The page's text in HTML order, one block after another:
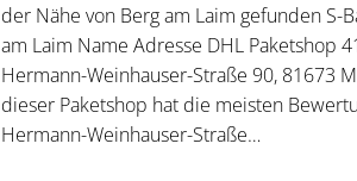
der Nähe von Berg am Laim gefunden S-
am Laim Name Adresse DHL Paketshop
Hermann-Weinhauser-Straße 90, 81673
dieser Paketshop hat die meisten
Hermann-Weinhauser-Straße…